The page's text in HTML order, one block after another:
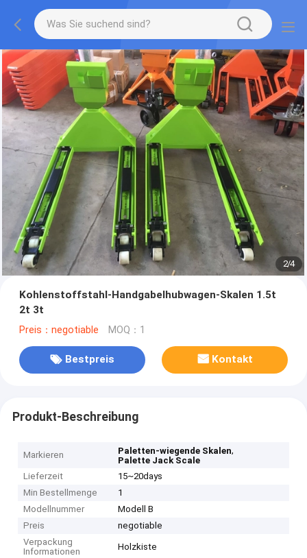
2/4
Kohlenstoffstahl-Handgabelhubwagen-Skalen 1.5t
2t 3t
Preis：negotiable MOQ：1
Bestpreis Kontakt
Produkt-Beschreibung
Markieren Paletten-wiegende Skalen,
Palette Jack Scale
Lieferzeit
15~20days
Min Bestellmenge
1
Modellnummer
Modell B
Preis
negotiable
Verpackung
Informationen
Holzkiste